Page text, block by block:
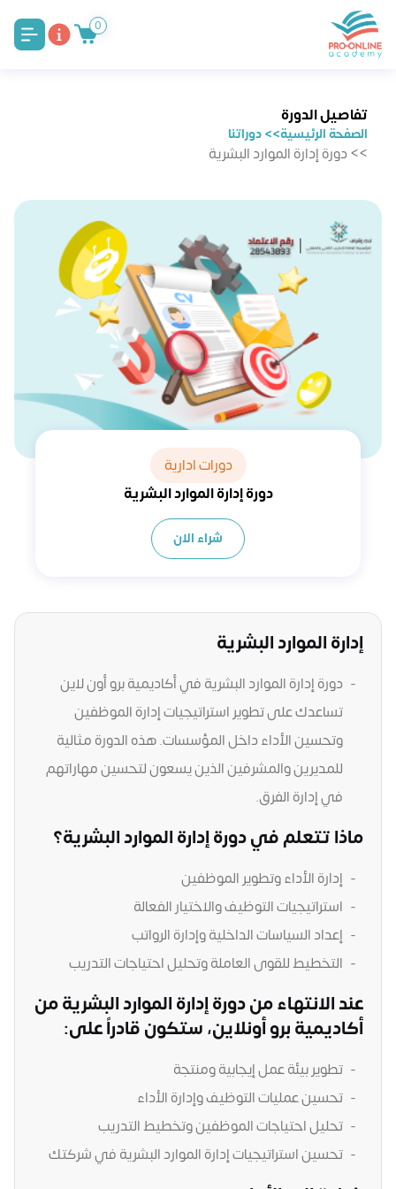
0
تفاصيل الدورة
الصفحة الرئيسية>> دوراتنا
>> دورة إدارة الموارد البشرية
دورات ادارية
دورة إدارة الموارد البشرية
شراء الان
إدارة الموارد البشرية
دورة إدارة الموارد البشرية في أكاديمية برو أون لاين
تساعدك على تطوير استراتيجيات إدارة الموظفين
وتحسين الأداء داخل المؤسسات. هذه الدورة مثالية
للمديرين والمشرفين الذين يسعون لتحسين مهاراتهم
في إدارة الفرق.
ماذا تتعلم في دورة إدارة الموارد البشرية؟
إدارة الأداء وتطوير الموظفين
استراتيجيات التوظيف والاختيار الفعالة
إعداد السياسات الداخلية وإدارة الرواتب
التخطيط للقوى العاملة وتحليل احتياجات التدريب
عند الانتهاء من دورة إدارة الموارد البشرية من
أكاديمية برو أونلاين، ستكون قادراً على:
تطوير بيئة عمل إيجابية ومنتجة
تحسين عمليات التوظيف وإدارة الأداء
تحليل احتياجات الموظفين وتخطيط التدريب
تحسين استراتيجيات إدارة الموارد البشرية في شركتك